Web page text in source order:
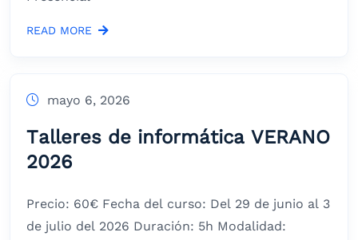
READ MORE
mayo 6, 2026
Talleres de informática VERANO
2026
Precio: 60€ Fecha del curso: Del 29 de junio al 3
de julio del 2026 Duración: 5h Modalidad: